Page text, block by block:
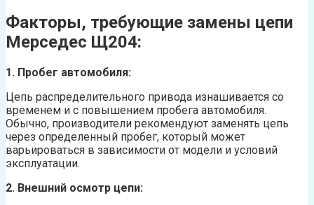
Факторы, требующие замены цепи
Мерседес Щ204:
1. Пробег автомобиля:
Цепь распределительного привода изнашивается со
временем и с повышением пробега автомобиля.
Обычно, производители рекомендуют заменять цепь
через определенный пробег, который может
варьироваться в зависимости от модели и условий
эксплуатации.
2. Внешний осмотр цепи: